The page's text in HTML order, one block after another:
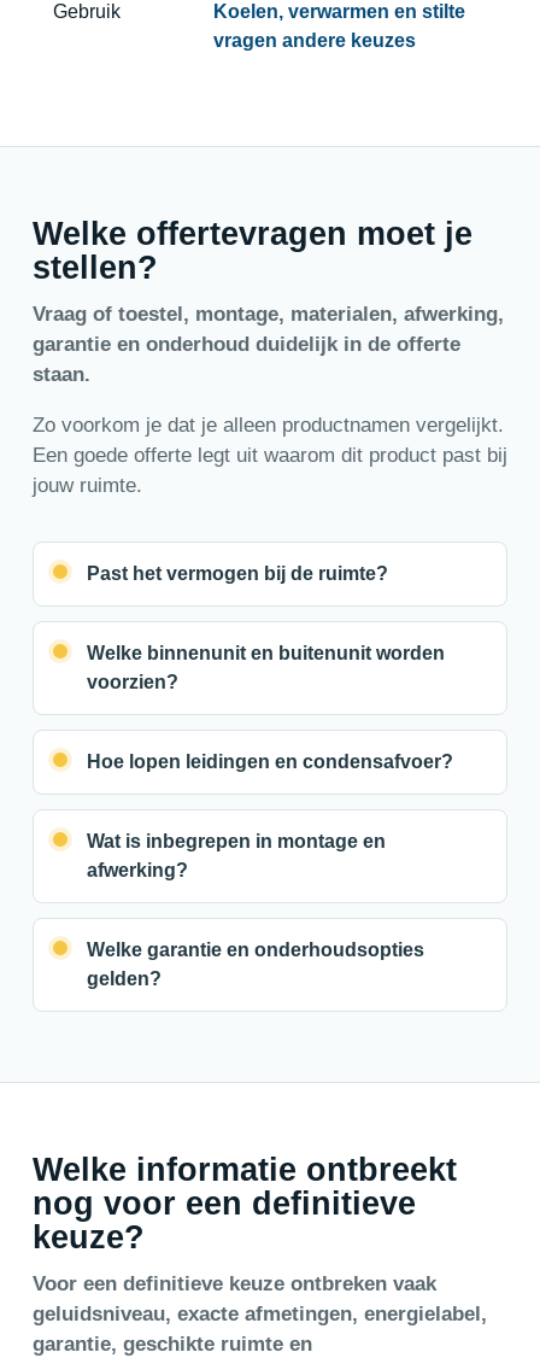
Gebruik
Koelen, verwarmen en stilte
vragen andere keuzes
Welke offertevragen moet je
stellen?
Vraag of toestel, montage, materialen, afwerking,
garantie en onderhoud duidelijk in de offerte
staan.
Zo voorkom je dat je alleen productnamen vergelijkt.
Een goede offerte legt uit waarom dit product past bij
jouw ruimte.
Past het vermogen bij de ruimte?
Welke binnenunit en buitenunit worden
voorzien?
Hoe lopen leidingen en condensafvoer?
Wat is inbegrepen in montage en
afwerking?
Welke garantie en onderhoudsopties
gelden?
Welke informatie ontbreekt
nog voor een definitieve
keuze?
Voor een definitieve keuze ontbreken vaak
geluidsniveau, exacte afmetingen, energielabel,
garantie, geschikte ruimte en